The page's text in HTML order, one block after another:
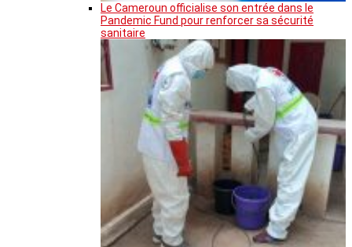
Le Cameroun officialise son entrée dans le
Pandemic Fund pour renforcer sa sécurité
sanitaire